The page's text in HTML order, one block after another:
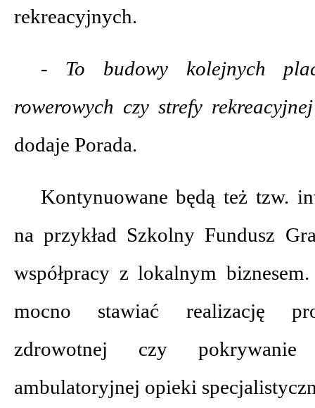
rekreacyjnych.
- To budowy kolejnych
rowerowych czy strefy
dodaje Porada.
Kontynuowane będą też tzw.
na przykład Szkolny Fundusz
współpracy z lokalnym
mocno stawiać realizację
zdrowotnej czy pokrywanie
ambulatoryjnej opieki